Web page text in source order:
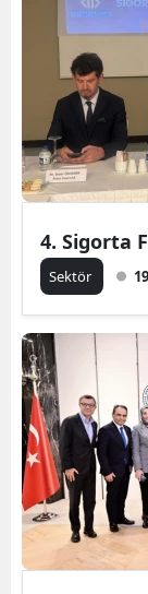
4. Sigorta
Sektör